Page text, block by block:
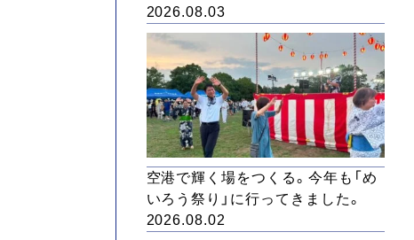
2026.08.03
空港で輝く場をつくる。今年も「め
いろう祭り」に行ってきました。
2026.08.02